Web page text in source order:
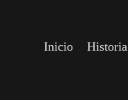
Inicio Historia